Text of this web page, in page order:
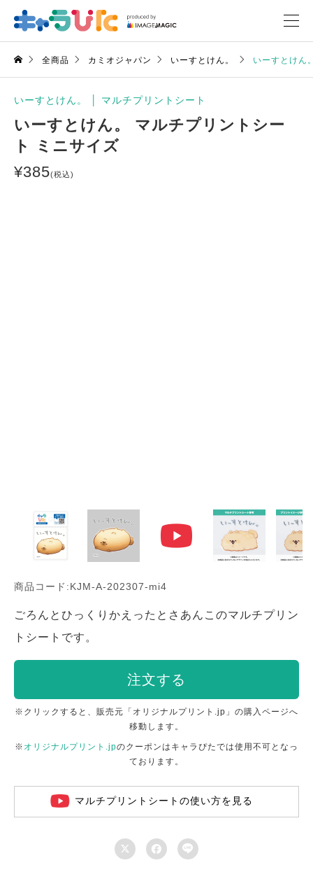
全商品 カミオジャパン いーすとけん。 いーすとけん
いーすとけん。 マルチプリントシート
いーすとけん。 マルチプリントシー
ト ミニサイズ
¥385(税込)
商品コード:KJM-A-202307-mi4
ごろんとひっくりかえったとさあんこのマルチプリン
トシートです。
注文する
※クリックすると、販売元「オリジナルプリント.jp」の購入ページへ
移動します。
※ オリジナルプリント.jpのクーポンはキャラぴたでは使用不可となっ
ております。
マルチプリントシートの使い方を見る
  